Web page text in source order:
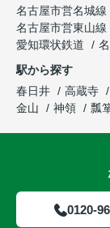
名古屋市営名城線
名古屋市営東山線
愛知環状鉄道
駅から探す
春日井
高蔵寺
金山
神領 瓢
0120-